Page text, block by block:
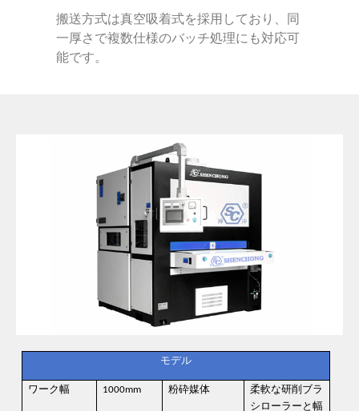
搬送方式は真空吸着式を採用しており、同
一厚さで複数仕様のバッチ処理にも対応可
能です。
モデル
ワーク幅 1000mm 粉砕媒体
柔軟な研削ブラ
シローラーと幅